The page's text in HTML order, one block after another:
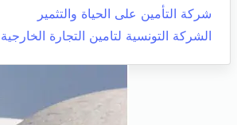
شركة التأمين على الحياة والتثمير
الشركة التونسية لتامين التجارة الخارجية